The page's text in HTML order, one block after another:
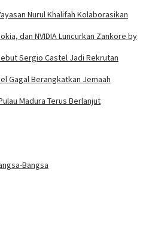
Nurul Khalifah Kolaborasikan
dan NVIDIA Luncurkan Zankore by
Sergio Castel Jadi Rekrutan
Gagal Berangkatkan Jemaah
Madura Terus Berlanjut
Bangsa